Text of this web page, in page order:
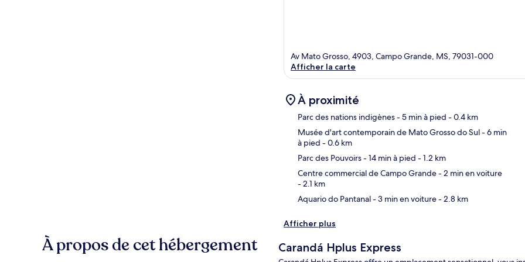
Av Mato Grosso, 4903, Campo Grande, MS, 79031-000
Afficher la carte
À proximité
Parc des nations indigènes- 5 min à pied - 0.4 km
Musée d'art contemporain de Mato Grosso do Sul- 6 min
à pied - 0.6 km
Parc des Pouvoirs- 14 min à pied - 1.2 km
Centre commercial de Campo Grande- 2 min en voiture
- 2.1 km
Aquario do Pantanal- 3 min en voiture- 2.8 km
Afficher plus
À propos de cet hébergement Carandá Hplus Express